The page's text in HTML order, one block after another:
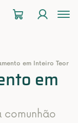
em Inteiro Teor
em
comunhão